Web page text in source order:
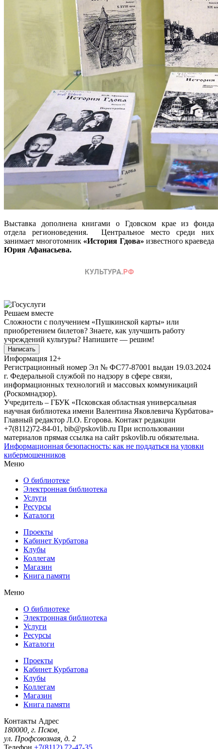
Выставка дополнена книгами о Гдовском крае из фонда
отдела регионоведения. Центральное место среди них
занимает многотомник «История Гдова» известного краеведа
Юрия Афанасьева.
Решаем вместе
Сложности с получением «Пушкинской карты» или
приобретением билетов? Знаете, как улучшить работу
учреждений культуры? Напишите — решим!
Написать
Информация 12+
Регистрационный номер Эл № ФС77-87001 выдан 19.03.2024
г. Федеральной службой по надзору в сфере связи,
информационных технологий и массовых коммуникаций
(Роскомнадзор).
Учредитель – ГБУК «Псковская областная универсальная
научная библиотека имени Валентина Яковлевича Курбатова»
Главный редактор Л.О. Егорова. Контакт редакции
+7(8112)72-84-01, bib@pskovlib.ru При использовании
материалов прямая ссылка на сайт pskovlib.ru обязательна.
Информационная безопасность: как не поддаться на уловки
кибермошенников
Меню
О библиотеке
Электронная библиотека
Услуги
Ресурсы
Каталоги
Проекты
Кабинет Курбатова
Клубы
Коллегам
Магазин
Книга памяти
Меню
О библиотеке
Электронная библиотека
Услуги
Ресурсы
Каталоги
Проекты
Кабинет Курбатова
Клубы
Коллегам
Магазин
Книга памяти
Контакты Адрес
180000, г. Псков,
ул. Профсоюзная, д. 2
Телефон +7(8112) 72-47-35